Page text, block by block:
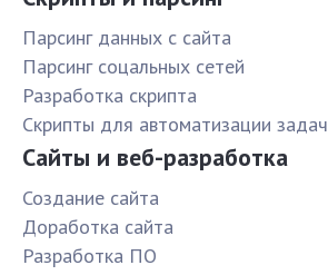
Парсинг данных с сайта
Парсинг соцальных сетей
Разработка скрипта
Скрипты для автоматизации задач
Сайты и веб-разработка
Создание сайта
Доработка сайта
Разработка ПО